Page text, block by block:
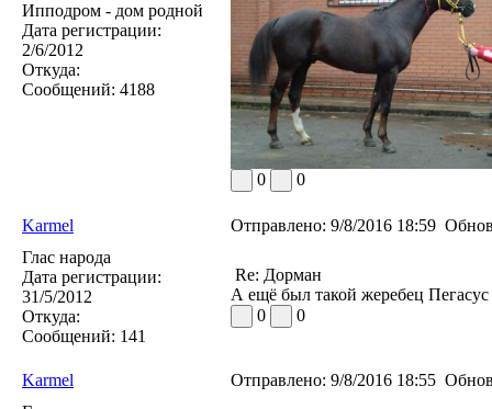
Ипподром - дом родной
Дата регистрации:
2/6/2012
Откуда:
Сообщений: 4188
0 0
Karmel Отправлено: 9/8/2016 18:59
Глас народа
Дата регистрации:
31/5/2012
Откуда:
Сообщений: 141
Re: Дорман
А ещё был такой жеребец
0
0
Karmel Отправлено: 9/8/2016 18:55